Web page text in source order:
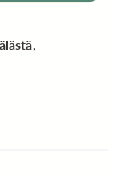
,
aitoa Frenchic